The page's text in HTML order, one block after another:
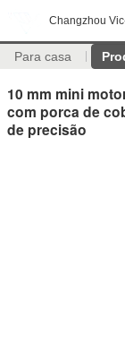
Changzhou
Para casa
10 mm mini
com porca de
de precisão